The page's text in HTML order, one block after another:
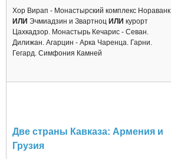
Хор Вирап - Монастырский комплекс Нораванк
ИЛИ Эчмиадзин и Звартноц ИЛИ курорт
Цахкадзор. Монастырь Кечарис - Севан.
Дилижан. Агарцин - Арка Чаренца. Гарни.
Гегард. Симфония Камней
Две страны Кавказа: Армения и
Грузия